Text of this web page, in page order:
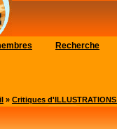
Recherche
» Critiques